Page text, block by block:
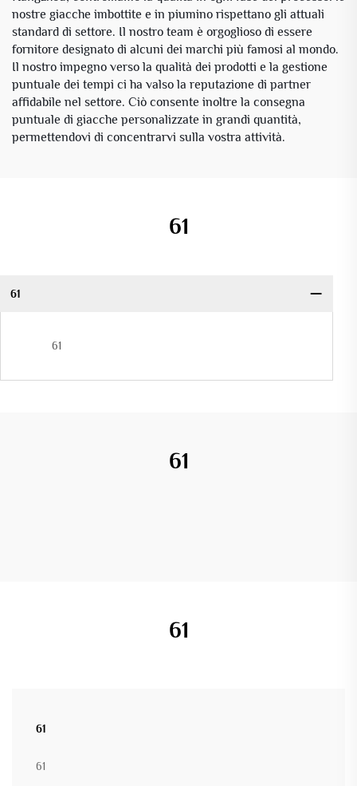
nostre giacche imbottite e in piumino rispettano gli attuali
standard di settore. Il nostro team è orgoglioso di essere
fornitore designato di alcuni dei marchi più famosi al mondo.
Il nostro impegno verso la qualità dei prodotti e la gestione
puntuale dei tempi ci ha valso la reputazione di partner
affidabile nel settore. Ciò consente inoltre la consegna
puntuale di giacche personalizzate in grandi quantità,
permettendovi di concentrarvi sulla vostra attività.
61
61
61
61
61
61
61